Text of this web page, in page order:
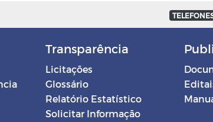
Transparência
Licitações
Glossário
Relatório Estatístico
Solicitar Informação